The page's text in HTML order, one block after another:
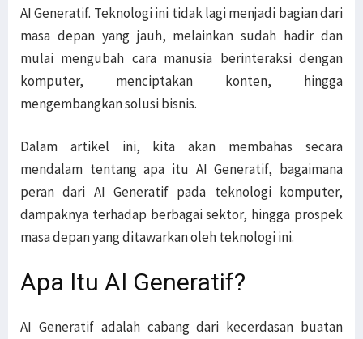
AI Generatif. Teknologi ini tidak lagi menjadi bagian dari
masa depan yang jauh, melainkan sudah hadir dan
mulai mengubah cara manusia berinteraksi dengan
komputer, menciptakan konten, hingga
mengembangkan solusi bisnis.
Dalam artikel ini, kita akan membahas secara
mendalam tentang apa itu AI Generatif, bagaimana
peran dari AI Generatif pada teknologi komputer,
dampaknya terhadap berbagai sektor, hingga prospek
masa depan yang ditawarkan oleh teknologi ini.
Apa Itu AI Generatif?
AI Generatif adalah cabang dari kecerdasan buatan